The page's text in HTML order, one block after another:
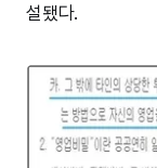
설됐다.